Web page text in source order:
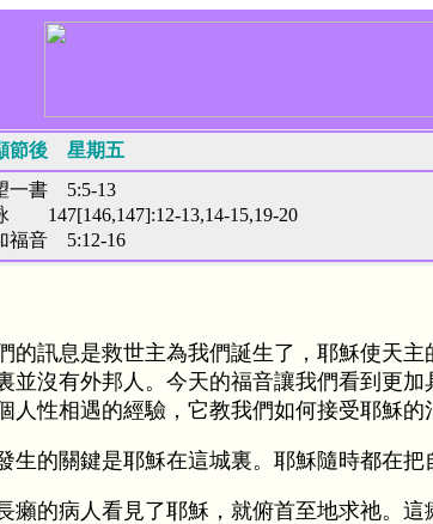
節後 星期五
一書 5:5-13
147[146,147]:12-13,14-15,19-20
福音 5:12-16
的訊息是救世主為我們誕生了，耶穌使天
並沒有外邦人。今天的福音讓我們看到更
人性相遇的經驗，它教我們如何接受耶穌的
生的關鍵是耶穌在這城裏。耶穌隨時都在把
癩的病人看見了耶穌，就俯首至地求祂。